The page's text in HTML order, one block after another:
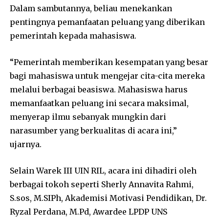
Dalam sambutannya, beliau menekankan
pentingnya pemanfaatan peluang yang diberikan
pemerintah kepada mahasiswa.
“Pemerintah memberikan kesempatan yang besar
bagi mahasiswa untuk mengejar cita-cita mereka
melalui berbagai beasiswa. Mahasiswa harus
memanfaatkan peluang ini secara maksimal,
menyerap ilmu sebanyak mungkin dari
narasumber yang berkualitas di acara ini,”
ujarnya.
Selain Warek III UIN RIL, acara ini dihadiri oleh
berbagai tokoh seperti Sherly Annavita Rahmi,
S.sos, M.SIPh, Akademisi Motivasi Pendidikan, Dr.
Ryzal Perdana, M.Pd, Awardee LPDP UNS